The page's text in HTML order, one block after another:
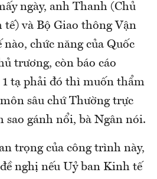
ngày, anh Thanh (Chủ
và Bộ Giao thông Vận
chức năng của Quốc
trương, còn báo cáo
tạ phải đó thì muốn thẩm
sâu chứ Thường trực
sao gánh nổi, bà Ngân nói.
trọng của công trình này,
nghị nếu Uỷ ban Kinh tế